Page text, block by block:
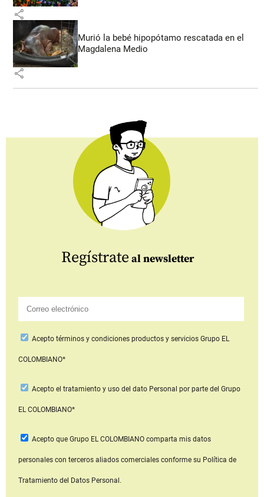
share
Murió la bebé hipopótamo rescatada en el
Magdalena Medio
share
Regístrate al newsletter
Aceptotérminos y condiciones productos y serviciosGrupo EL
COLOMBIANO*
Acepto el tratamiento y uso del dato Personal por parte del Grupo
EL COLOMBIANO*
Acepto que Grupo EL COLOMBIANOcomparta mis datos
personales con terceros aliados comerciales conforme su Política de
Tratamiento del Datos Personal.